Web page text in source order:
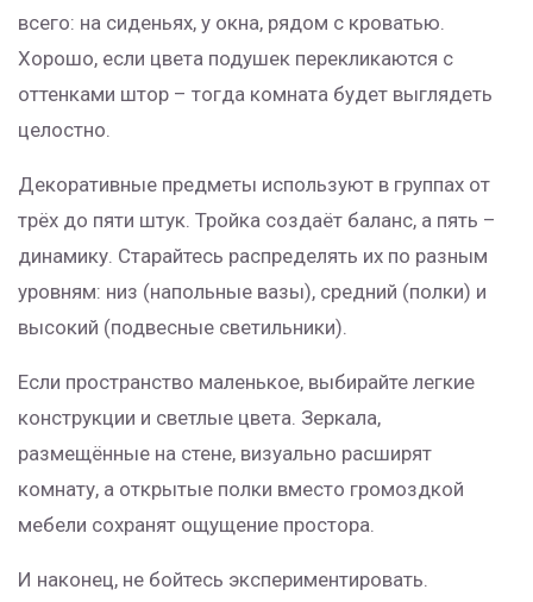
всего: на сиденьях, у окна, рядом с кроватью.
Хорошо, если цвета подушек перекликаются с
оттенками штор – тогда комната будет выглядеть
целостно.
Декоративные предметы используют в группах от
трёх до пяти штук. Тройка создаёт баланс, а пять –
динамику. Старайтесь распределять их по разным
уровням: низ (напольные вазы), средний (полки) и
высокий (подвесные светильники).
Если пространство маленькое, выбирайте легкие
конструкции и светлые цвета. Зеркала,
размещённые на стене, визуально расширят
комнату, а открытые полки вместо громоздкой
мебели сохранят ощущение простора.
И наконец, не бойтесь экспериментировать.